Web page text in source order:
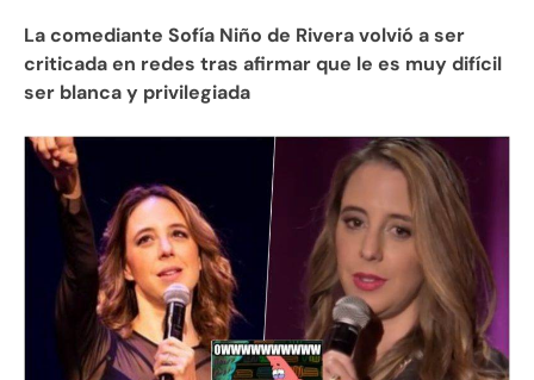
La comediante Sofía Niño de Rivera volvió a ser
criticada en redes tras afirmar que le es muy difícil
ser blanca y privilegiada